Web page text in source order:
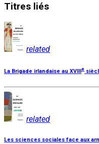
Titres liés
related
La Brigade irlandaise au XVIIIe
related
Les sciences sociales face aux